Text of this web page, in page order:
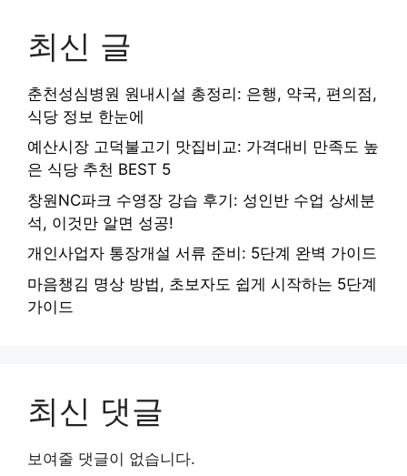
최신 글
춘천성심병원 원내시설 총정리: 은행, 약국, 편의점,
식당 정보 한눈에
예산시장 고덕불고기 맛집비교: 가격대비 만족도 높
은 식당 추천 BEST 5
창원NC파크 수영장 강습 후기: 성인반 수업 상세분
석, 이것만 알면 성공!
개인사업자 통장개설 서류 준비: 5단계 완벽 가이드
마음챙김 명상 방법, 초보자도 쉽게 시작하는 5단계
가이드
최신 댓글
보여줄 댓글이 없습니다.